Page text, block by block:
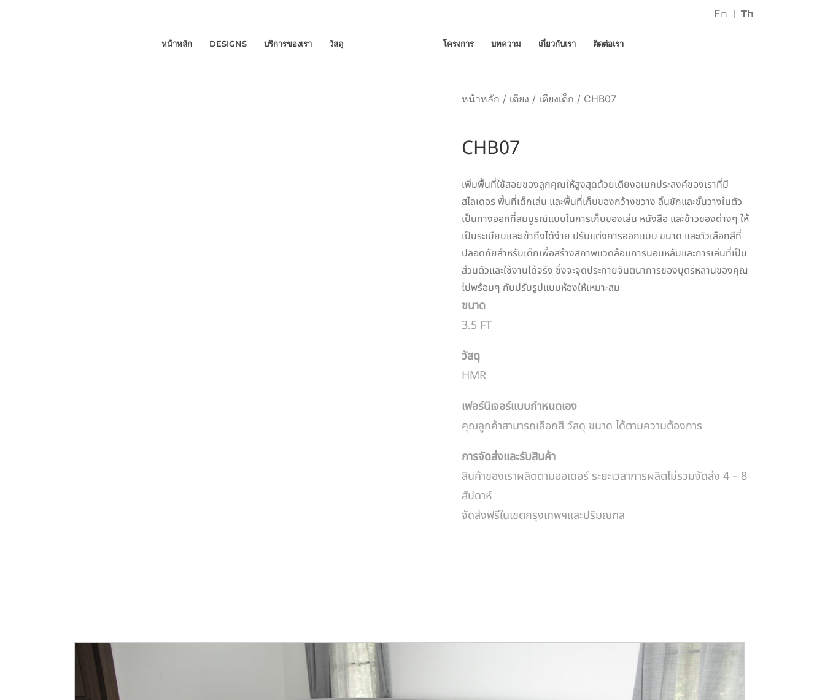
หน้าหลัก DESIGNS บริการของเรา วัสดุ โครงการ บทความ เกี่ยวกับเรา ติดต่อเรา
En Th
หน้าหลัก / เตียง / เตียงเด็ก / CHB07
CHB07
เพิ่มพื้นที่ใช้สอยของลูกคุณให้สูงสุดด้วยเตียงอเนกประสงค์ของเราที่มี
สไลเดอร์ พื้นที่เด็กเล่น และพื้นที่เก็บของกว้างขวาง ลิ้นชักและชั้นวางในตัว
เป็นทางออกที่สมบูรณ์แบบในการเก็บของเล่น หนังสือ และข้าวของต่างๆ ให้
เป็นระเบียบและเข้าถึงได้ง่าย ปรับแต่งการออกแบบ ขนาด และตัวเลือกสีที่
ปลอดภัยสำหรับเด็กเพื่อสร้างสภาพแวดล้อมการนอนหลับและการเล่นที่เป็น
ส่วนตัวและใช้งานได้จริง ซึ่งจะจุดประกายจินตนาการของบุตรหลานของคุณ
ไปพร้อมๆ กับปรับรูปแบบห้องให้เหมาะสม
ขนาด
3.5 FT
วัสดุ
HMR
เฟอร์นิเจอร์แบบกำหนดเอง
คุณลูกค้าสามารถเลือกสี วัสดุ ขนาด ได้ตามความต้องการ
การจัดส่งและรับสินค้า
สินค้าของเราผลิตตามออเดอร์ ระยะเวลาการผลิตไม่รวมจัดส่ง 4 – 8
สัปดาห์
จัดส่งฟรีในเขตกรุงเทพฯและปริมณฑล